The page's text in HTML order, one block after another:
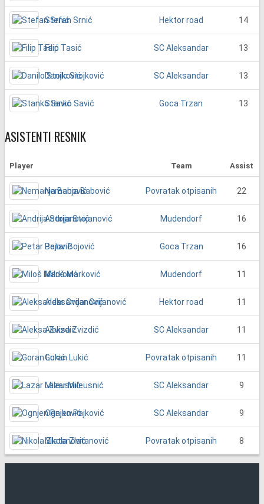
Stefan Srnić Hektor road 14
Filip Tasić SC Aleksandar 13
Danilo Stojković SC Aleksandar 13
Stanko Savić Goca Trzan 13
ASISTENTI RESNIK
Player Team Assist
Nemanja Babović Povratak otpisanih 22
Andrija Stojanović Mudendorf 16
Petar Bojović Goca Trzan 16
Miloš Marković Mudendorf 11
Aleksandar Cvijanović Hektor road 11
Aleksa Zvizdić SC Aleksandar 11
Goran Lukić Povratak otpisanih 11
Lazar Mileusnić SC Aleksandar 9
Ognjen Pajković SC Aleksandar 9
Nikola Zlatanović Povratak otpisanih 8